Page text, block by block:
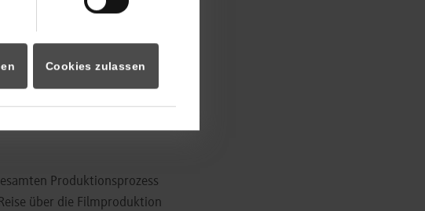
Cookies zulassen
des 2012 gestarteten
Industrie hin zu
setzt man unter
Fragen im Umweltschutz,
bei Sekt und
Produktionsprozess
über die Filmproduktion